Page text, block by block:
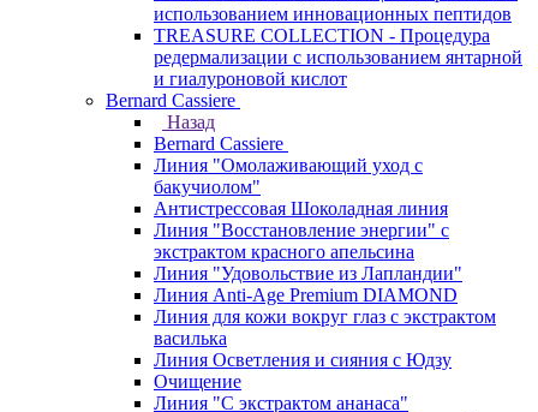
использованием инновационных пептидов
TREASURE COLLECTION - Процедура
редермализации с использованием янтарной
и гиалуроновой кислот
Bernard Cassiere
Назад
Bernard Cassiere
Линия "Омолаживающий уход с
бакучиолом"
Антистрессовая Шоколадная линия
Линия "Восстановление энергии" с
экстрактом красного апельсина
Линия "Удовольствие из Лапландии"
Линия Anti-Age Premium DIAMOND
Линия для кожи вокруг глаз с экстрактом
василька
Линия Осветления и сияния с Юдзу
Очищение
Линия "С экстрактом ананаса"